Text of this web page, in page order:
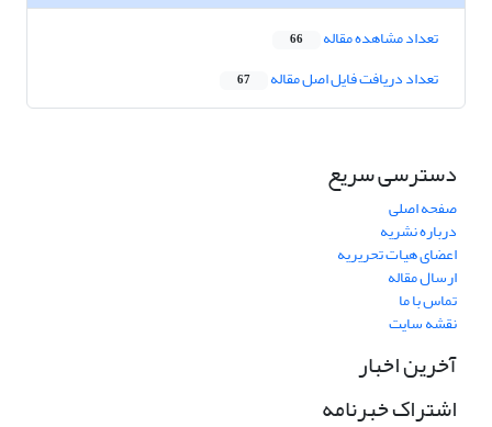
تعداد مشاهده مقاله 66
تعداد دریافت فایل اصل مقاله 67
دسترسی سریع
صفحه اصلی
درباره نشریه
اعضای هیات تحریریه
ارسال مقاله
تماس با ما
نقشه سایت
آخرین اخبار
اشتراک خبرنامه